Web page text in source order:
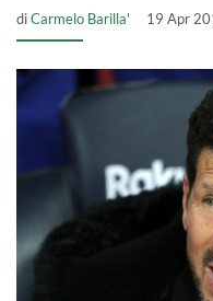
diCarmelo Barilla' 19 Apr